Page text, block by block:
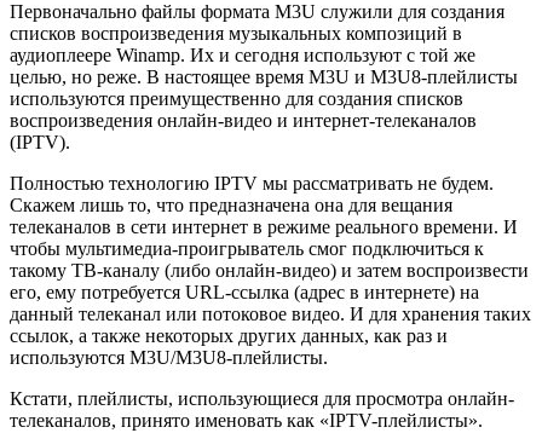
Первоначально файлы формата M3U служили для создания
списков воспроизведения музыкальных композиций в
аудиоплеере Winamp. Их и сегодня используют с той же
целью, но реже. В настоящее время M3U и M3U8-плейлисты
используются преимущественно для создания списков
воспроизведения онлайн-видео и интернет-телеканалов
(IPTV).
Полностью технологию IPTV мы рассматривать не будем.
Скажем лишь то, что предназначена она для вещания
телеканалов в сети интернет в режиме реального времени. И
чтобы мультимедиа-проигрыватель смог подключиться к
такому ТВ-каналу (либо онлайн-видео) и затем воспроизвести
его, ему потребуется URL-ссылка (адрес в интернете) на
данный телеканал или потоковое видео. И для хранения таких
ссылок, а также некоторых других данных, как раз и
используются M3U/M3U8-плейлисты.
Кстати, плейлисты, использующиеся для просмотра онлайн-
телеканалов, принято именовать как «IPTV-плейлисты».